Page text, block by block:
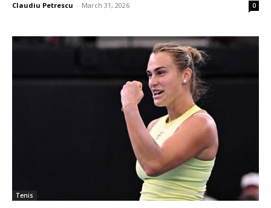
Claudiu Petrescu - March 31, 2026 0
Tenis